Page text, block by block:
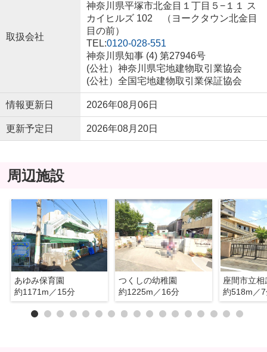
取扱会社
神奈川県平塚市北金目１丁目５−１１ ス
カイヒルズ 102 （ヨークタウン北金目
目の前）
TEL:0120-028-551
神奈川県知事 (4) 第27946号
(公社）神奈川県宅地建物取引業協会
(公社）全国宅地建物取引業保証協会
情報更新日 2026年08月06日
更新予定日 2026年08月20日
周辺施設
あゆみ保育園
約1171m／15分
つくしの幼稚園
約1225m／16分
約518m／